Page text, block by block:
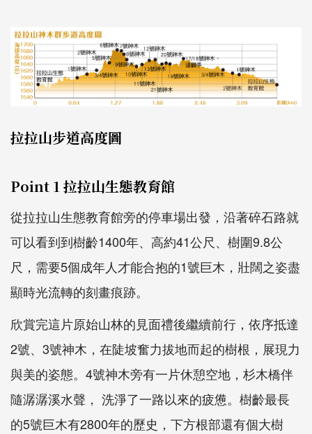
拉拉山步道高度圖
Point 1 拉拉山生態教育館
從拉拉山生態教育館旁的停車場出發，沿著碎石路就
可以看到到樹齡1400年、高約41公尺、樹圍9.8公
尺，需要5個成年人才能合抱的1號巨木，壯闊之姿盡
顯時光流轉的刻畫痕跡。
欣賞完這片原始山林的見面禮後繼續前行，依序抵達
2號、3號神木，在陡坡奮力拔地而起的樹根，展現力
與美的姿態。4號神木旁有一片休憩空地，杉木橋伴
隨潺潺溪水聲， 洗淨了一路以來的疲憊。樹齡最長
的5號巨木有2800年的歷史，下方根部還有個大樹